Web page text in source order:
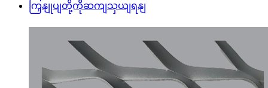
ကြှနျုပျတို့ကိုဆကျသှယျရနျ